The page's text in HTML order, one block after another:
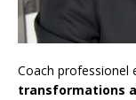
Coach professionel
transformations